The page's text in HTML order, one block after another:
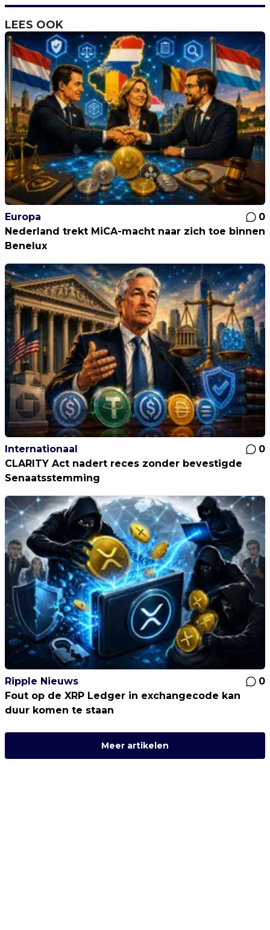
LEES OOK
Europa
0
Nederland trekt MiCA-macht naar zich toe binnen
Benelux
Internationaal
0
CLARITY Act nadert reces zonder bevestigde
Senaatsstemming
Ripple Nieuws
0
Fout op de XRP Ledger in exchangecode kan
duur komen te staan
Meer artikelen